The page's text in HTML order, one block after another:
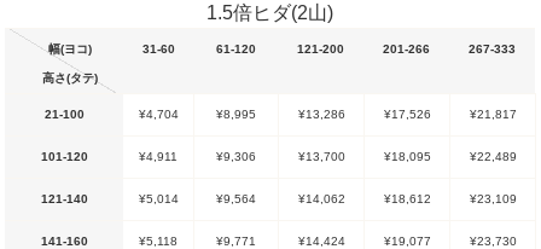
1.5倍ヒダ(2山)
幅(ヨコ)
高さ(タテ)
31-60 61-120 121-200 201-266 267-333
21-100 ¥4,704 ¥8,995 ¥13,286 ¥17,526 ¥21,817
101-120 ¥4,911 ¥9,306 ¥13,700 ¥18,095 ¥22,489
121-140 ¥5,014 ¥9,564 ¥14,062 ¥18,612 ¥23,109
141-160 ¥5,118 ¥9,771 ¥14,424 ¥19,077 ¥23,730